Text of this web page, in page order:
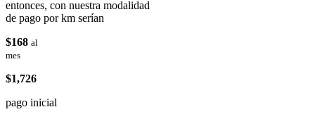
entonces, con nuestra modalidad
de pago por km serían
$168 al
mes
$1,726
pago inicial